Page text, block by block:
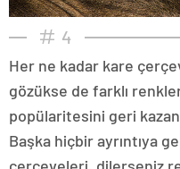
4
Her ne kadar kare
gözükse de farklı
popülaritesini geri
Başka hiçbir ayrıntıya
çerçeveleri, dilerseniz